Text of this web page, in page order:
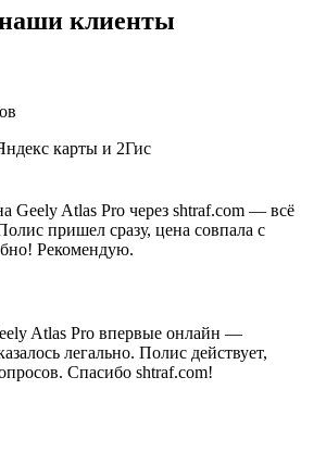
клиенты
карты и 2Гис
Atlas Pro через shtraf.com — всё
пришел сразу, цена совпала с
Рекомендую.
Atlas Pro впервые онлайн —
легально. Полис действует,
Спасибо shtraf.com!